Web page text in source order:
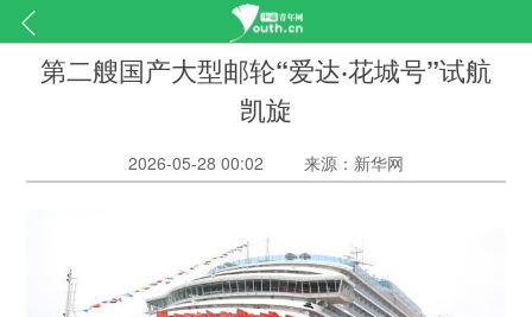
第二艘国产大型邮轮“爱达·花城号”试航
凯旋
2026-05-28 00:02 来源：新华网